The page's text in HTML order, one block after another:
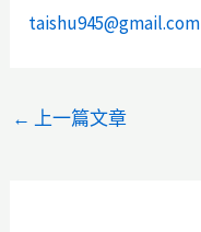
taishu945@gmail.com
← 上一篇文章